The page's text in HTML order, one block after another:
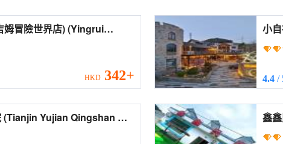
世界店) (Yingrui
HKD 342+
小自
4.4/